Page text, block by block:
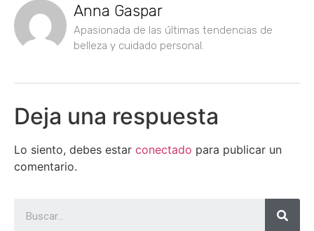
Anna Gaspar
Apasionada de las últimas tendencias de
belleza y cuidado personal.
Deja una respuesta
Lo siento, debes estar conectado para publicar un
comentario.